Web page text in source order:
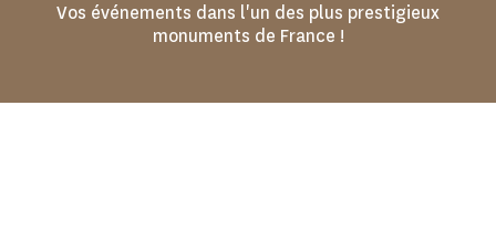
Vos événements dans l'un des plus prestigieux
monuments de France !